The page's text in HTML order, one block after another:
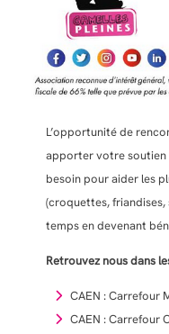
L’opportunité de
apporter votre
besoin pour aider les
(croquettes,
temps en devenant
Retrouvez nous dans
CAEN : Carrefour
CAEN : Carrefour